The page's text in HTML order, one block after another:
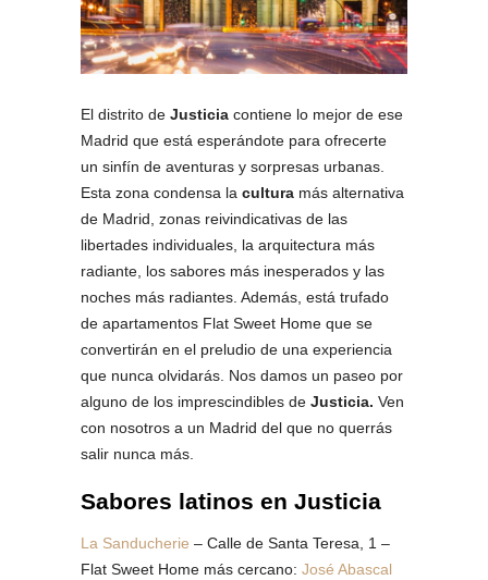
El distrito de Justicia contiene lo mejor de ese
Madrid que está esperándote para ofrecerte
un sinfín de aventuras y sorpresas urbanas.
Esta zona condensa la cultura más alternativa
de Madrid, zonas reivindicativas de las
libertades individuales, la arquitectura más
radiante, los sabores más inesperados y las
noches más radiantes. Además, está trufado
de apartamentos Flat Sweet Home que se
convertirán en el preludio de una experiencia
que nunca olvidarás. Nos damos un paseo por
alguno de los imprescindibles de Justicia. Ven
con nosotros a un Madrid del que no querrás
salir nunca más.
Sabores latinos en Justicia
La Sanducherie – Calle de Santa Teresa, 1 –
Flat Sweet Home más cercano: José Abascal